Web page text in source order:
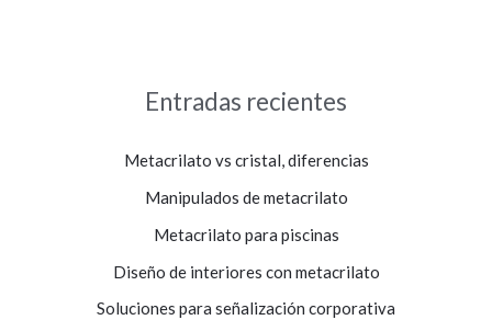
Entradas recientes
Metacrilato vs cristal, diferencias
Manipulados de metacrilato
Metacrilato para piscinas
Diseño de interiores con metacrilato
Soluciones para señalización corporativa